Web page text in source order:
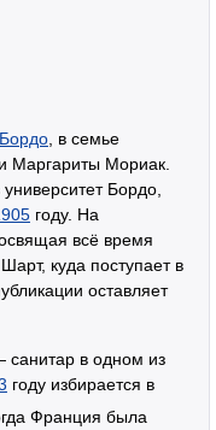
Бордо , в семье
Маргариты Мориак.
университет Бордо,
году. На
всё время
куда поступает в
оставляет
санитар в одном из
году избирается в
Франция была